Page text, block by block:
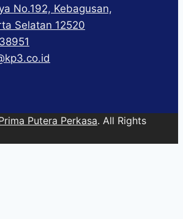
No.192, Kebagusan,
Selatan 12520
Putera Perkasa. All Rights